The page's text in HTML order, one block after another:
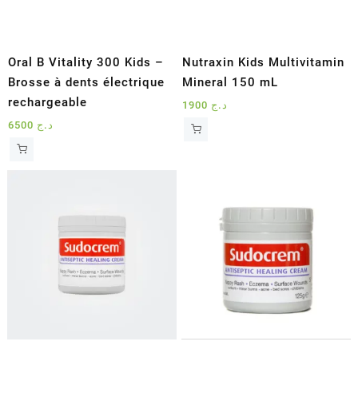
Oral B Vitality 300 Kids –
Brosse à dents électrique
rechargeable
د.ج
Nutraxin Kids Multivitamin
Mineral 150 mL
د.ج